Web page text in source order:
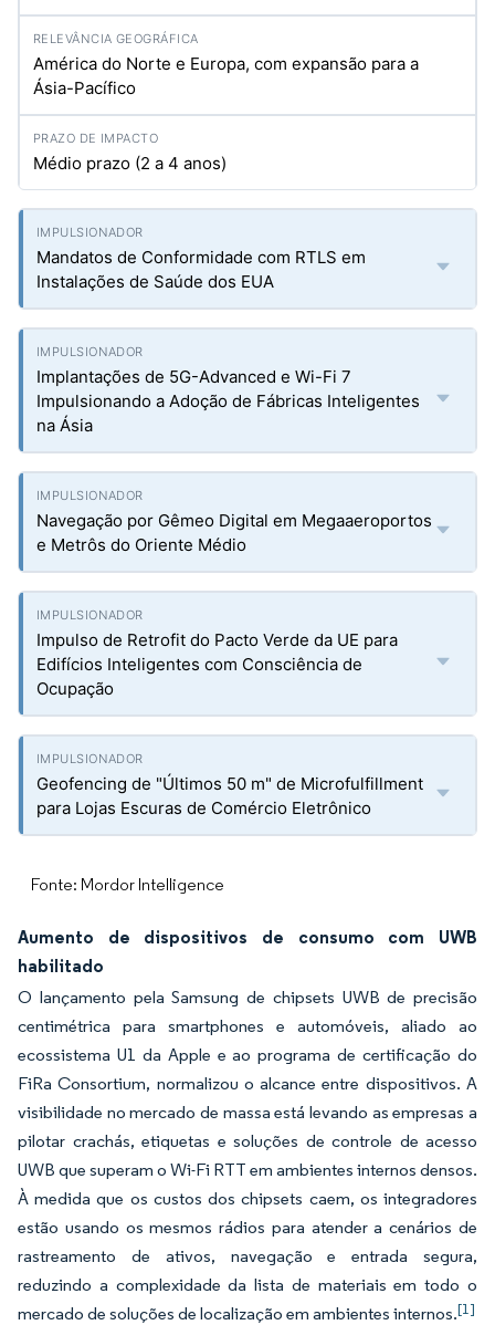
América do Norte e Europa, com expansão para a
Ásia-Pacífico
Médio prazo (2 a 4 anos)
Mandatos de Conformidade com RTLS em
Instalações de Saúde dos EUA
Implantações de 5G-Advanced e Wi-Fi 7
Impulsionando a Adoção de Fábricas Inteligentes
na Ásia
Navegação por Gêmeo Digital em Megaaeroportos
e Metrôs do Oriente Médio
Impulso de Retrofit do Pacto Verde da UE para
Edifícios Inteligentes com Consciência de
Ocupação
Geofencing de "Últimos 50 m" de Microfulfillment
para Lojas Escuras de Comércio Eletrônico
Fonte: Mordor Intelligence
Aumento de dispositivos de consumo com UWB
habilitado
O lançamento pela Samsung de chipsets UWB de precisão
centimétrica para smartphones e automóveis, aliado ao
ecossistema U1 da Apple e ao programa de certificação do
FiRa Consortium, normalizou o alcance entre dispositivos. A
visibilidade no mercado de massa está levando as empresas a
pilotar crachás, etiquetas e soluções de controle de acesso
UWB que superam o Wi-Fi RTT em ambientes internos densos.
À medida que os custos dos chipsets caem, os integradores
estão usando os mesmos rádios para atender a cenários de
rastreamento de ativos, navegação e entrada segura,
reduzindo a complexidade da lista de materiais em todo o
mercado de soluções de localização em ambientes internos.[1]